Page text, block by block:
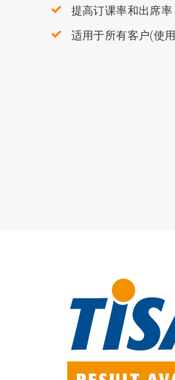
提高订课率和出席率
适用于所有客户(使